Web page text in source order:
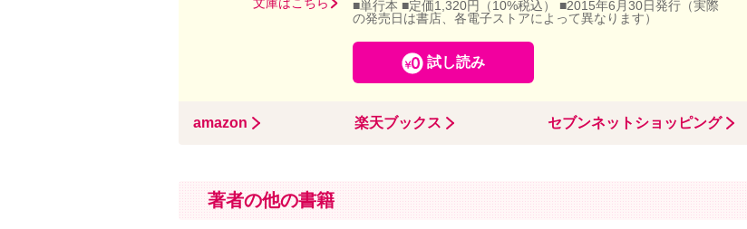
■単行本 ■定価1,320円（10%税込） ■2015年6月30日発行（実際
の発売日は書店、各電子ストアによって異なります）
試し読み
amazon 楽天ブックス セブンネットショッピング
著者の他の書籍